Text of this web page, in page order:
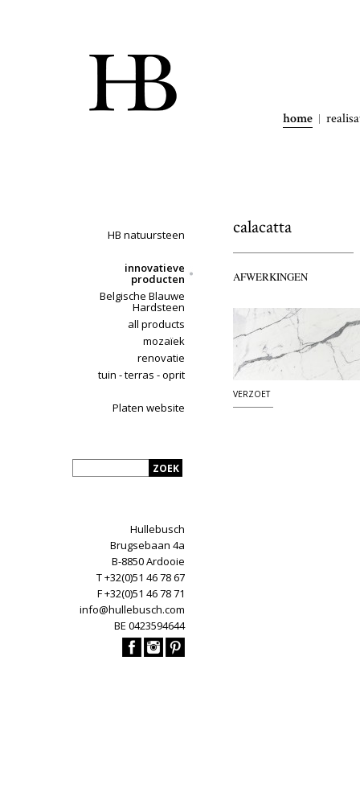
home
HB natuursteen
innovatieve
producten
Belgische Blauwe
Hardsteen
all products
mozaïek
renovatie
tuin - terras - oprit
Platen website
Hullebusch
Brugsebaan 4a
B-8850 Ardooie
T +32(0)51 46 78 67
F +32(0)51 46 78 71
info@hullebusch.com
BE 0423594644
calacatta
AFWERKINGEN
VERZOET